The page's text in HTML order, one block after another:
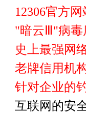
12306官方
"暗云Ⅲ"病毒
史上最强网
老牌信用机
针对企业的
互联网的安